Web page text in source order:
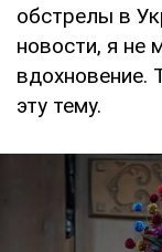
обстрелы в
новости, я не
вдохновение.
эту тему.